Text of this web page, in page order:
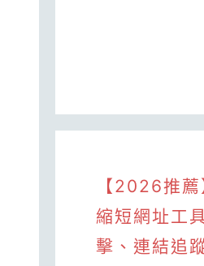
【2026推
縮短網址工
擊、連結追